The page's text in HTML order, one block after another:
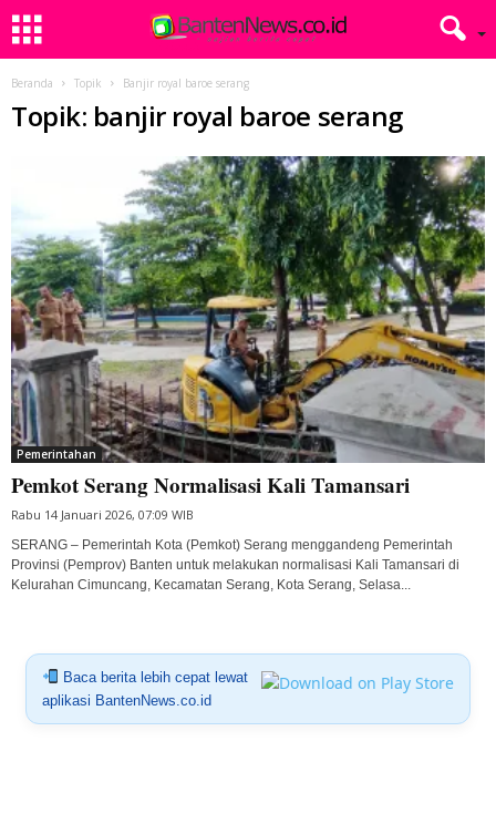
Beranda Topik Banjir royal baroe serang
Topik: banjir royal baroe serang
Pemerintahan
Pemkot Serang Normalisasi Kali Tamansari
Rabu 14 Januari 2026, 07:09 WIB
SERANG – Pemerintah Kota (Pemkot) Serang menggandeng Pemerintah
Provinsi (Pemprov) Banten untuk melakukan normalisasi Kali Tamansari di
Kelurahan Cimuncang, Kecamatan Serang, Kota Serang, Selasa...
Baca berita lebih cepat lewat
aplikasi BantenNews.co.id